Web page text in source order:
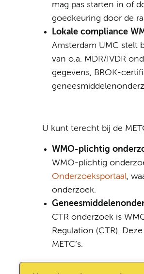
mag pas starten in of
goedkeuring door de
Lokale compliance
Amsterdam UMC stelt
van o.a. MDR/IVDR
gegevens, BROK-
U kunt terecht bij de
WMO-plichtig
WMO-plichtig
Onderzoeksportaal,
onderzoek.
CTR onderzoek is
Regulation (CTR).
METC’s.